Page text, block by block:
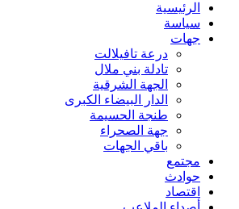
الرئيسية
سياسة
جهات
درعة تافيلالت
تادلة بني ملال
الجهة الشرقية
الدار البيضاء الكبرى
طنجة الحسيمة
جهة الصحراء
باقي الجهات
مجتمع
حوادث
اقتصاد